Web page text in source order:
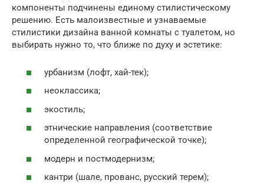
компоненты подчинены единому стилистическому
решению. Есть малоизвестные и узнаваемые
стилистики дизайна ванной комнаты с туалетом, но
выбирать нужно то, что ближе по духу и эстетике:
урбанизм (лофт, хай-тек);
неоклассика;
экостиль;
этнические направления (соответствие
определенной географической точке);
модерн и постмодернизм;
кантри (шале, прованс, русский терем);